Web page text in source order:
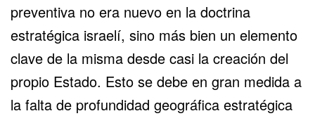
preventiva no era nuevo en la doctrina
estratégica israelí, sino más bien un elemento
clave de la misma desde casi la creación del
propio Estado. Esto se debe en gran medida a
la falta de profundidad geográfica estratégica